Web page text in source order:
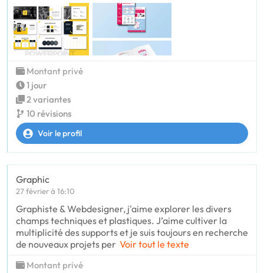
Montant privé
1 jour
2 variantes
10 révisions
Voir le profil
Graphic
27 février à 16:10
Graphiste & Webdesigner, j'aime explorer les divers
champs techniques et plastiques. J’aime cultiver la
multiplicité des supports et je suis toujours en recherche
de nouveaux projets per Voir tout le texte
Montant privé